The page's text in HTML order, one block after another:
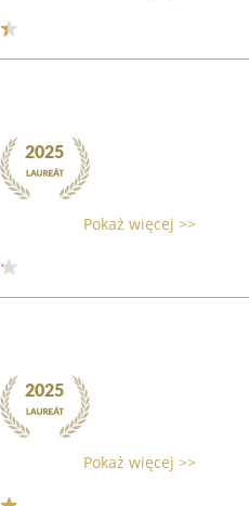
Pokaż więcej >>
Pokaż więcej >>